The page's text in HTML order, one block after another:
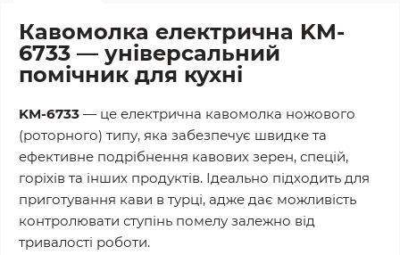
Кавомолка електрична KM-
6733 — універсальний
помічник для кухні
KM-6733 — це електрична кавомолка ножового
(роторного) типу, яка забезпечує швидке та
ефективне подрібнення кавових зерен, спецій,
горіхів та інших продуктів. Ідеально підходить для
приготування кави в турці, адже дає можливість
контролювати ступінь помелу залежно від
тривалості роботи.